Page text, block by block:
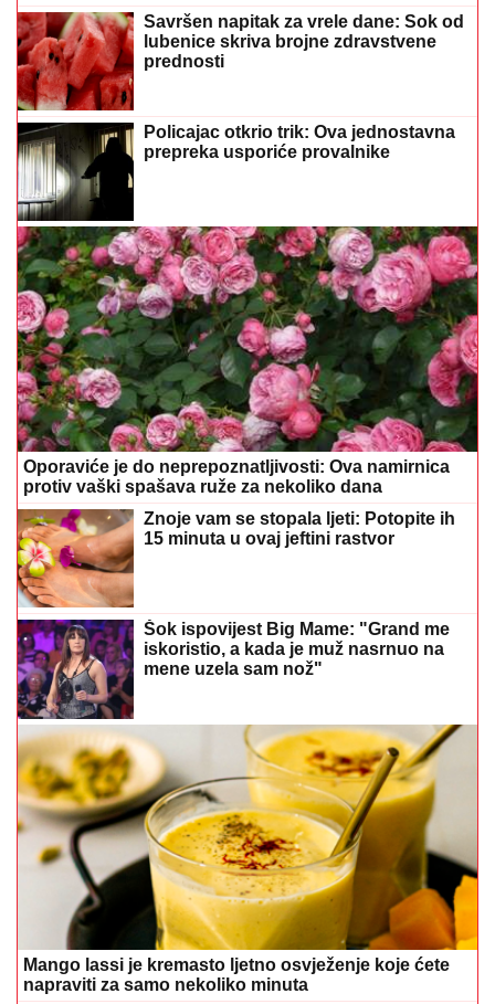
Savršen napitak za vrele dane: Sok od
lubenice skriva brojne zdravstvene
prednosti
Policajac otkrio trik: Ova jednostavna
prepreka usporiće provalnike
Oporaviće je do neprepoznatljivosti: Ova namirnica
protiv vaški spašava ruže za nekoliko dana
Znoje vam se stopala ljeti: Potopite ih
15 minuta u ovaj jeftini rastvor
Šok ispovijest Big Mame: "Grand me
iskoristio, a kada je muž nasrnuo na
mene uzela sam nož"
Mango lassi je kremasto ljetno osvježenje koje ćete
napraviti za samo nekoliko minuta